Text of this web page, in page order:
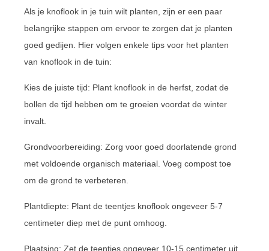
Als je knoflook in je tuin wilt planten, zijn er een paar
belangrijke stappen om ervoor te zorgen dat je planten
goed gedijen. Hier volgen enkele tips voor het planten
van knoflook in de tuin:
Kies de juiste tijd: Plant knoflook in de herfst, zodat de
bollen de tijd hebben om te groeien voordat de winter
invalt.
Grondvoorbereiding: Zorg voor goed doorlatende grond
met voldoende organisch materiaal. Voeg compost toe
om de grond te verbeteren.
Plantdiepte: Plant de teentjes knoflook ongeveer 5-7
centimeter diep met de punt omhoog.
Plaatsing: Zet de teentjes ongeveer 10-15 centimeter uit